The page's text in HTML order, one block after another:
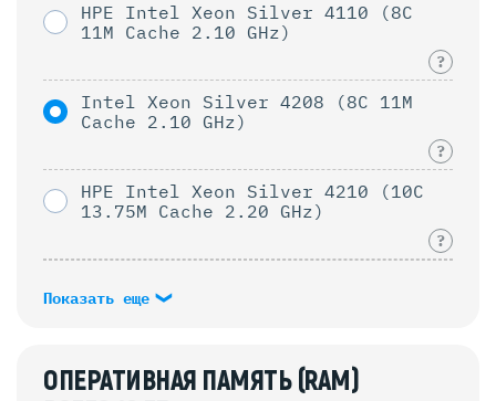
HPE Intel Xeon Silver 4110 (8C
11M Cache 2.10 GHz)
?
Intel Xeon Silver 4208 (8C 11M
Cache 2.10 GHz)
?
HPE Intel Xeon Silver 4210 (10C
13.75M Cache 2.20 GHz)
?
Показать еще
ОПЕРАТИВНАЯ ПАМЯТЬ (RAM)